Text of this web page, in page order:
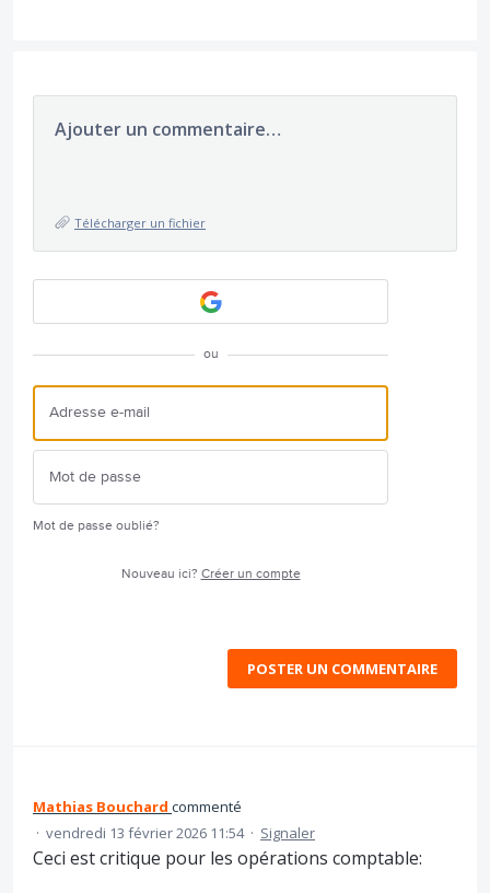
Ajouter un commentaire…
Télécharger un fichier
ou
Mot de passe oublié?
Nouveau ici? Créer un compte
POSTER UN COMMENTAIRE
Mathias Bouchard commenté
· vendredi 13 février 2026 11:54 · Signaler
Ceci est critique pour les opérations comptable: